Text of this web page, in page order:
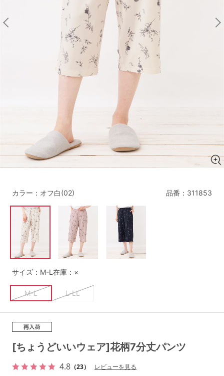
ギフトラッピング
サイズからブラを探す
A70
B80
C70 C80
D70 D75 D80 D85
E65 E70 E75 E80 E85
F65 F70
G65 G75
H70
SS M
L LL
S-AB S-CD
M-AB M-CD
L-AB L-CD L-EF
LL-EF
すべてのサイズを表示する
～999円 1,000～1,999円
2,000～2,999円 3,000～3,999円
4,000円～
セールアイテムから探す
セールアイテム
その他から探す
品番： 311853
[ちょうどいいウェア]花柄7分丈パンツ
4.8（23） レビューを見る
カラー：オフ白(02)
サイズ：M-L 在庫：×
M-L L-LL